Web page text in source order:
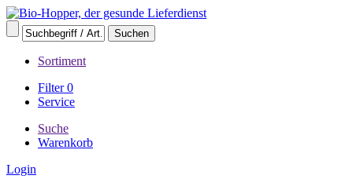
Sortiment
Filter0
Service
Suche
Warenkorb
Login